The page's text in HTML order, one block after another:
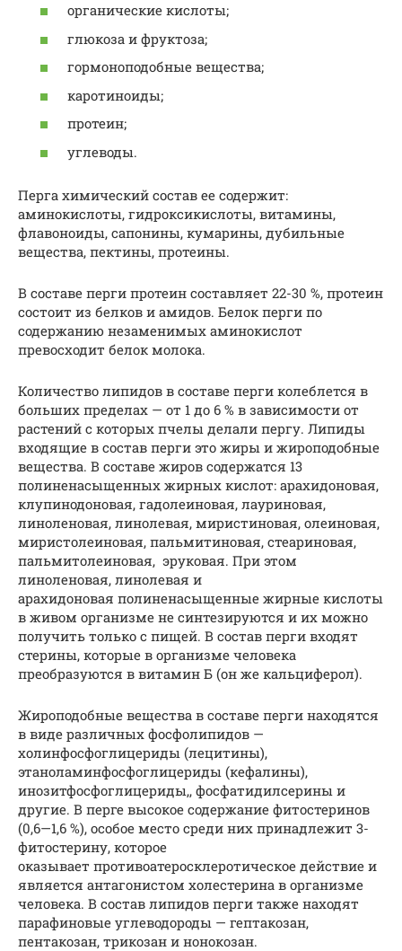
органические кислоты;
глюкоза и фруктоза;
гормоноподобные вещества;
каротиноиды;
протеин;
углеводы.
Перга химический состав ее содержит:
аминокислоты, гидроксикислоты, витамины,
флавоноиды, сапонины, кумарины, дубильные
вещества, пектины, протеины.
В составе перги протеин составляет 22-30 %, протеин
состоит из белков и амидов. Белок перги по
содержанию незаменимых аминокислот
превосходит белок молока.
Количество липидов в составе перги колеблется в
больших пределах — от 1 до 6 % в зависимости от
растений с которых пчелы делали пергу. Липиды
входящие в состав перги это жиры и жироподобные
вещества. В составе жиров содержатся 13
полиненасыщенных жирных кислот: арахидоновая,
клупинодоновая, гадолеиновая, лауриновая,
линоленовая, линолевая, миристиновая, олеиновая,
миристолеиновая, пальмитиновая, стеариновая,
пальмитолеиновая, эруковая. При этом
линоленовая, линолевая и
арахидоновая полиненасыщенные жирные кислоты
в живом организме не синтезируются и их можно
получить только с пищей. В состав перги входят
стерины, которые в организме человека
преобразуются в витамин Б (он же кальциферол).
Жироподобные вещества в составе перги находятся
в виде различных фосфолипидов —
холинфосфоглицериды (лецитины),
этаноламинфосфоглицериды (кефалины),
инозитфосфоглицериды,, фосфатидилсерины и
другие. В перге высокое содержание фитостеринов
(0,6—1,6 %), особое место среди них принадлежит 3-
фитостерину, которое
оказывает противоатеросклеротическое действие и
является антагонистом холестерина в организме
человека. В состав липидов перги также находят
парафиновые углеводороды — гептакозан,
пентакозан, трикозан и нонокозан.